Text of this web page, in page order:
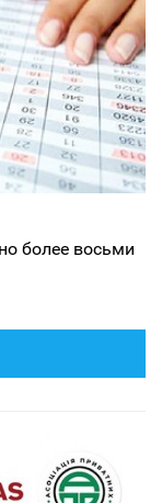
более восьми